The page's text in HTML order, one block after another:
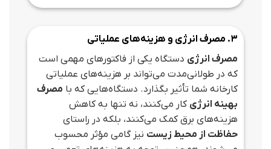
3. مصرف انرژی و هزینه‌های عملیاتی
مصرف انرژی دستگاه یکی از فاکتورهای مهمی است
که در طولانی‌مدت می‌تواند بر هزینه‌های عملیاتی
کارخانه شما تأثیر بگذارد. دستگاه‌هایی که با مصرف
بهینه انرژی کار می‌کنند، نه تنها به کاهش
هزینه‌های برق کمک می‌کنند، بلکه در راستای
حفاظت از محیط زیست نیز گامی مؤثر محسوب